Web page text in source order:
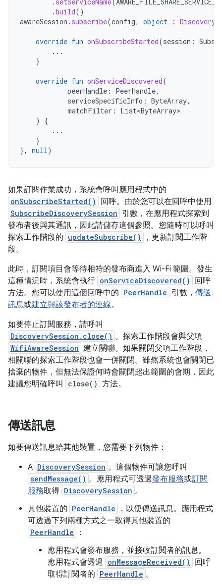
.build()
awareSession . subscribe(config, object :
override fun onSubscribeStarted(session :
...
}
override fun onServiceDiscovered(
peerHandle : PeerHandle,
serviceSpecificInfo : ByteArray,
matchFilter :
List<ByteArray>
)
{
...
}
},
null)
如果訂閱作業成功，系統會呼叫應用程式中的
onSubscribeStarted() 回呼。由於您可以在回呼中使用
SubscribeDiscoverySession 引數，在應用程式探索到
發布者後與其通訊，因此請儲存這個參照。您隨時可以呼叫
探索工作階段的 updateSubscribe()
，更新訂閱工作階
段。
此時，訂閱項目會等待相符的發布商進入 Wi-Fi 範圍。發生
這種情況時，系統會執行 onServiceDiscovered()
回呼
方法。您可以使用這個回呼中的 PeerHandle 引數， 傳送
訊息或建立與該發布者的連線。
如要停止訂閱服務，請呼叫
DiscoverySession.close() 。探索工作階段會與父項
WifiAwareSession 建立關聯。如果關閉父項工作階段，
相關聯的探索工作階段也會一併關閉。雖然系統也會關閉已
捨棄的物件，但無法保證何時會關閉超出範圍的會期，因此
建議您明確呼叫
close() 方法。
傳送訊息
如要傳送訊息給其他裝置，您需要下列物件：
A DiscoverySession 。這個物件可讓您呼叫
sendMessage() 。應用程式可透過發布服務或訂閱
服務取得 DiscoverySession 。
其他裝置的 PeerHandle
，以便傳送訊息。應用程式
可透過下列兩種方式之一取得其他裝置的
PeerHandle
：
應用程式會發布服務，並接收訂閱者的訊息。
應用程式會透過 onMessageReceived()
回呼
取得訂閱者的 PeerHandle 。